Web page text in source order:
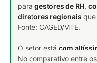
para gestores de RH,
diretores regionais que
Fonte: CAGED/MTE.
O setor está com
No comparativo entre